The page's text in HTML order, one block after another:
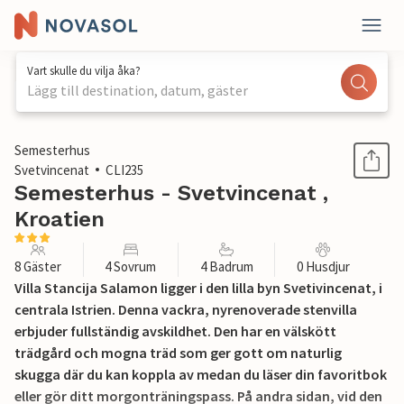
Vart skulle du vilja åka?
Lägg till destination, datum, gäster
1 / 59
Semesterhus
Svetvincenat
CLI235
Semesterhus - Svetvincenat ,
Kroatien
8 Gäster 4 Sovrum 4 Badrum 0 Husdjur
Villa Stancija Salamon ligger i den lilla byn Svetivincenat, i
centrala Istrien. Denna vackra, nyrenoverade stenvilla
erbjuder fullständig avskildhet. Den har en välskött
trädgård och mogna träd som ger gott om naturlig
skugga där du kan koppla av medan du läser din favoritbok
eller gör ditt morgonträningspass. På andra sidan, vid den